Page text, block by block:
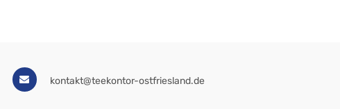
kontakt@teekontor-ostfriesland.de